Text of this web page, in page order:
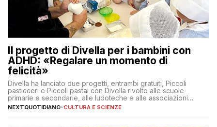
Il progetto di Divella per i bambini con
ADHD: «Regalare un momento di
felicità»
Divella ha lanciato due progetti, entrambi gratuiti, Piccoli
pasticceri e Piccoli pastai con Divella rivolto alle scuole
primarie e secondarie, alle ludoteche e alle associazioni
pugliesi che si occupano di bambini con ADHD
NEXTQUOTIDIANO-CULTURA E SCIENZE